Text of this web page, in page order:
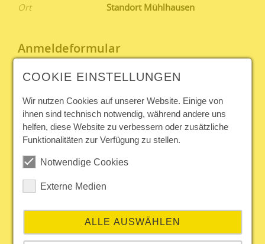
Ort
Standort Mühlhausen
Anmeldeformular
Geschlecht
angegeben
Vorname*
Nachname*
Titel
Firma
COOKIE EINSTELLUNGEN
Wir nutzen Cookies auf unserer Website. Einige von
ihnen sind technisch notwendig, während andere uns
helfen, diese Website zu verbessern oder zusätzliche
Funktionalitäten zur Verfügung zu stellen.
Notwendige Cookies
Externe Medien
ALLE AUSWÄHLEN